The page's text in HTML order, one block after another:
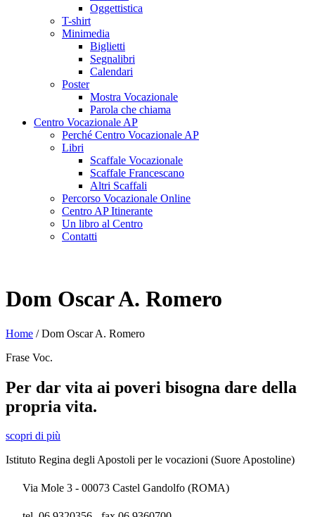
Oggettistica
T-shirt
Minimedia
Biglietti
Segnalibri
Calendari
Poster
Mostra Vocazionale
Parola che chiama
Centro Vocazionale AP
Perché Centro Vocazionale AP
Libri
Scaffale Vocazionale
Scaffale Francescano
Altri Scaffali
Percorso Vocazionale Online
Centro AP Itinerante
Un libro al Centro
Contatti
Dom Oscar A. Romero
Home /Dom Oscar A. Romero
Frase Voc.
Per dar vita ai poveri bisogna dare della
propria vita.
scopri di più
Istituto Regina degli Apostoli per le vocazioni (Suore Apostoline)
Via Mole 3 - 00073 Castel Gandolfo (ROMA)